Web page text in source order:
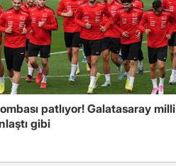
patlıyor! Galatasaray milli
gibi